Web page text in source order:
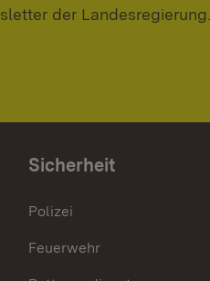
der Landesregierung.
Sicherheit
Polizei
Feuerwehr